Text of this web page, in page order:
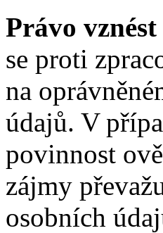
Právo
se proti
na
údajů. V
povinnost
zájmy
osobních